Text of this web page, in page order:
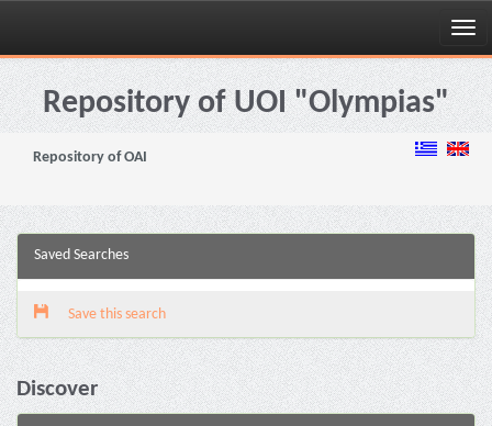
Skip
navigationRepository of UOI "Olympias"
Repository of OAI
Saved Searches
Save this search
Discover